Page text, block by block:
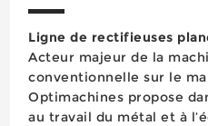
Ligne de rectifieuses
Acteur majeur de la
conventionnelle sur le
Optimachines propose
au travail du métal et à